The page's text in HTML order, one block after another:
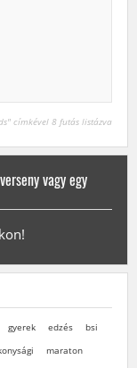
címkével 8 futás listázva
vagy egy
gyerek edzés
bsi
maraton